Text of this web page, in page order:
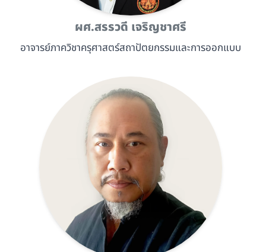
ผศ.สรรวดี เจริญชาศรี
อาจารย์ภาควิชาครุศาสตร์สถาปัตยกรรมและการออกแบบ